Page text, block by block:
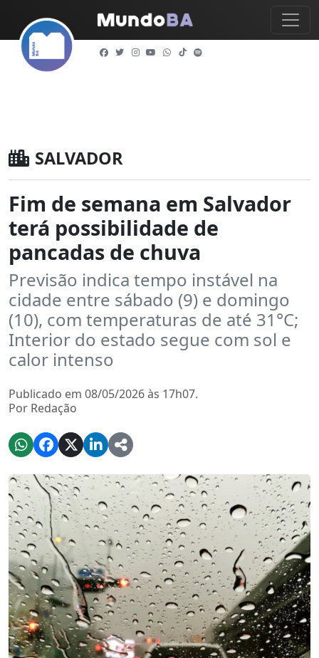
SALVADOR
Fim de semana em Salvador
terá possibilidade de
pancadas de chuva
Previsão indica tempo instável na
cidade entre sábado (9) e domingo
(10), com temperaturas de até 31°C;
Interior do estado segue com sol e
calor intenso
Publicado em 08/05/2026 às 17h07.
Por Redação